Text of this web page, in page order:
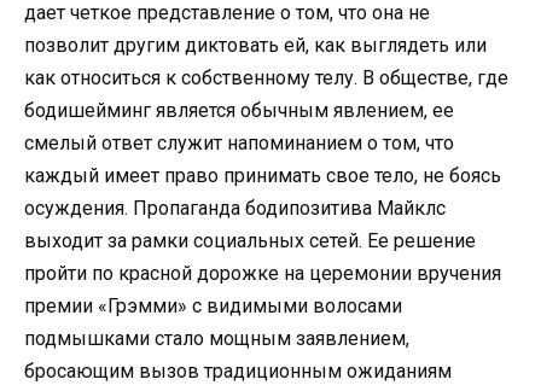
дает четкое представление о том, что она не
позволит другим диктовать ей, как выглядеть или
как относиться к собственному телу. В обществе, где
бодишeйминг является обычным явлением, ее
смелый ответ служит напоминанием о том, что
каждый имеет право принимать свое тело, не боясь
осуждения. Пропаганда бодипозитива Майклс
выходит за рамки социальных сетей. Ее решение
пройти по красной дорожке на церемонии вручения
премии «Грэмми» с видимыми волосами
подмышками стало мощным заявлением,
бросающим вызов традиционным ожиданиям